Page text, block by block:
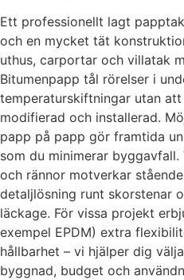
Ett professionellt lagt
och en mycket tät
uthus, carportar och villatak
Bitumenpapp tål rörelser i
temperaturskiftningar utan
modifierad och installerad.
papp på papp gör framtida
som du minimerar
och rännor motverkar
detaljlösning runt skorstenar
läckage. För vissa projekt
exempel EPDM) extra
hållbarhet – vi hjälper dig
byggnad, budget och